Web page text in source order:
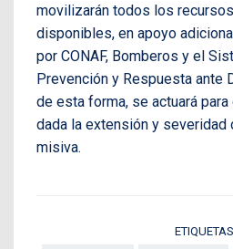
movilizarán todos los
disponibles, en apoyo
por CONAF, Bomberos y el
Prevención y Respuesta ante
de esta forma, se actuará
dada la extensión y severidad
misiva.
ETIQUETAS